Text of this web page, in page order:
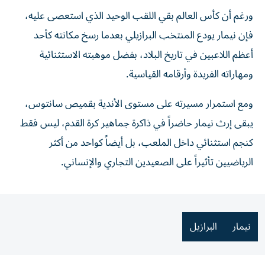
ورغم أن كأس العالم بقي اللقب الوحيد الذي استعصى عليه،
فإن نيمار يودع المنتخب البرازيلي بعدما رسخ مكانته كأحد
أعظم اللاعبين في تاريخ البلاد، بفضل موهبته الاستثنائية
ومهاراته الفريدة وأرقامه القياسية.
ومع استمرار مسيرته على مستوى الأندية بقميص سانتوس،
يبقى إرث نيمار حاضراً في ذاكرة جماهير كرة القدم، ليس فقط
كنجم استثنائي داخل الملعب، بل أيضاً كواحد من أكثر
الرياضيين تأثيراً على الصعيدين التجاري والإنساني.
نيمار البرازيل